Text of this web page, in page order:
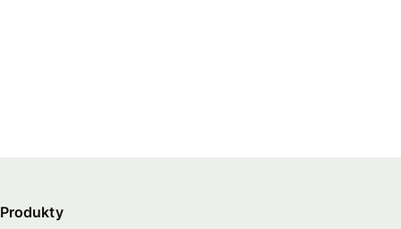
Produkty